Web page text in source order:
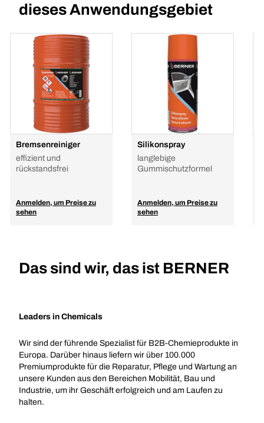
dieses Anwendungsgebiet
Bremsenreiniger
effizient und
rückstandsfrei
Anmelden, um Preise zu
sehen
Silikonspray
langlebige
Gummischutzformel
Anmelden, um Preise zu
sehen
Das sind wir, das ist BERNER
Leaders in Chemicals
Wir sind der führende Spezialist für B2B-Chemieprodukte in
Europa. Darüber hinaus liefern wir über 100.000
Premiumprodukte für die Reparatur, Pflege und Wartung an
unsere Kunden aus den Bereichen Mobilität, Bau und
Industrie, um ihr Geschäft erfolgreich und am Laufen zu
halten.